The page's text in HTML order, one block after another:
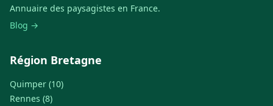
Annuaire des paysagistes en France.
Blog →
Région Bretagne
Quimper (10)
Rennes (8)